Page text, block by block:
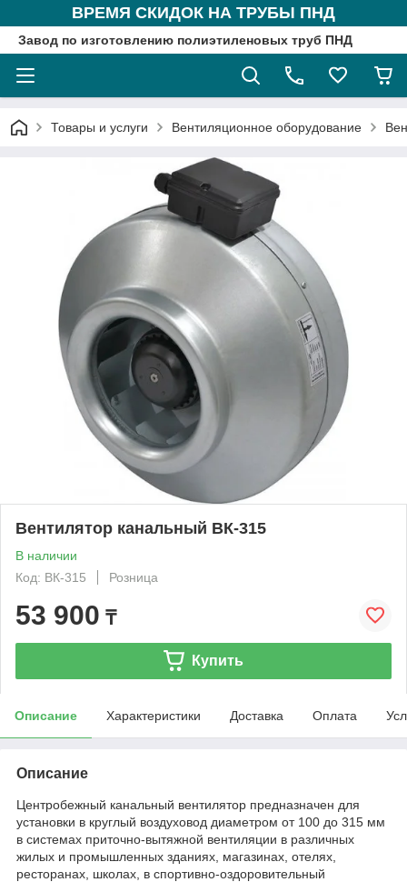
ВРЕМЯ СКИДОК НА ТРУБЫ ПНД
Завод по изготовлению полиэтиленовых труб ПНД
Товары и услуги Вентиляционное оборудование
Вентилятор канальный ВК-315
В наличии
Код: ВК-315
Розница
53 900 ₸
Купить
Описание Характеристики Доставка Оплата
Описание
Центробежный канальный вентилятор предназначен для
установки в круглый воздуховод диаметром от 100 до 315 мм
в системах приточно-вытяжной вентиляции в различных
жилых и промышленных зданиях, магазинах, отелях,
ресторанах, школах, в спортивно-оздоровительный